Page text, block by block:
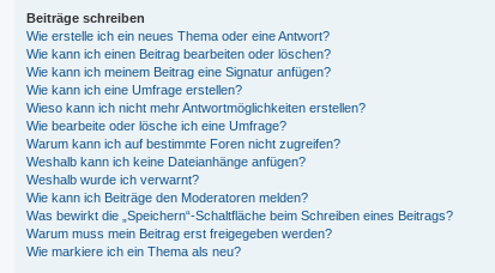
Beiträge schreiben
Wie erstelle ich ein neues Thema oder eine Antwort?
Wie kann ich einen Beitrag bearbeiten oder löschen?
Wie kann ich meinem Beitrag eine Signatur anfügen?
Wie kann ich eine Umfrage erstellen?
Wieso kann ich nicht mehr Antwortmöglichkeiten erstellen?
Wie bearbeite oder lösche ich eine Umfrage?
Warum kann ich auf bestimmte Foren nicht zugreifen?
Weshalb kann ich keine Dateianhänge anfügen?
Weshalb wurde ich verwarnt?
Wie kann ich Beiträge den Moderatoren melden?
Was bewirkt die „Speichern“-Schaltfläche beim Schreiben eines Beitrags?
Warum muss mein Beitrag erst freigegeben werden?
Wie markiere ich ein Thema als neu?